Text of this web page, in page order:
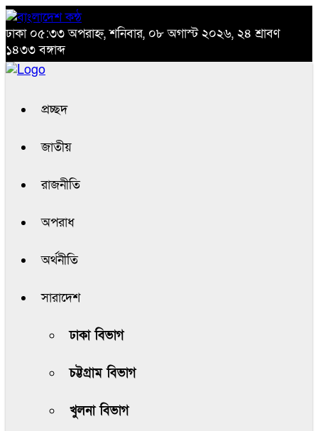
ঢাকা ০৫:৩৩ অপরাহ্ন, শনিবার, ০৮ অগাস্ট ২০২৬, ২৪ শ্রাবণ
১৪৩৩ বঙ্গাব্দ
প্রচ্ছদ
জাতীয়
রাজনীতি
অপরাধ
অর্থনীতি
সারাদেশ
ঢাকা বিভাগ
চট্টগ্রাম বিভাগ
খুলনা বিভাগ